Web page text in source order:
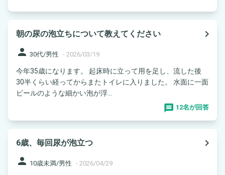
朝の尿の泡立ちについて教えてください
navigate_next
person 30代/男性 - 2026/03/19
今年35歳になります。 起床時に立って用を足し、流した後
30半くらい経ってからまたトイレに入りました。 水面に一面
ビールのような細かい泡が浮...
12名が回答
6歳、毎回尿が泡立つ
navigate_next
person 10歳未満/男性 - 2026/04/29